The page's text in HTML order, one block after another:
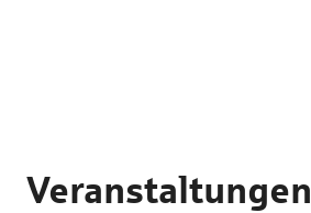
Veranstaltungen